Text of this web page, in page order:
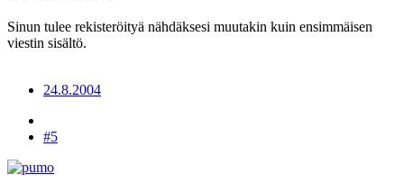
Sinun tulee rekisteröityä nähdäksesi muutakin kuin ensimmäisen
viestin sisältö.
24.8.2004
#5